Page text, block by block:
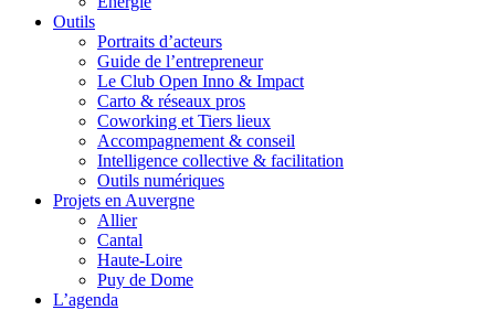
Outils
Portraits d’acteurs
Guide de l’entrepreneur
Le Club Open Inno & Impact
Carto & réseaux pros
Coworking et Tiers lieux
Accompagnement & conseil
Intelligence collective & facilitation
Outils numériques
Projets en Auvergne
Allier
Cantal
Haute-Loire
Puy de Dome
L’agenda